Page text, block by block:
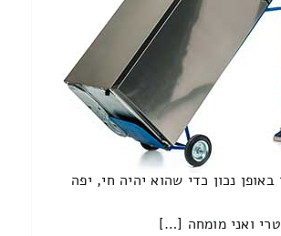
נכון כדי שהוא יהיה חי, יפה
ואני מומחה […]